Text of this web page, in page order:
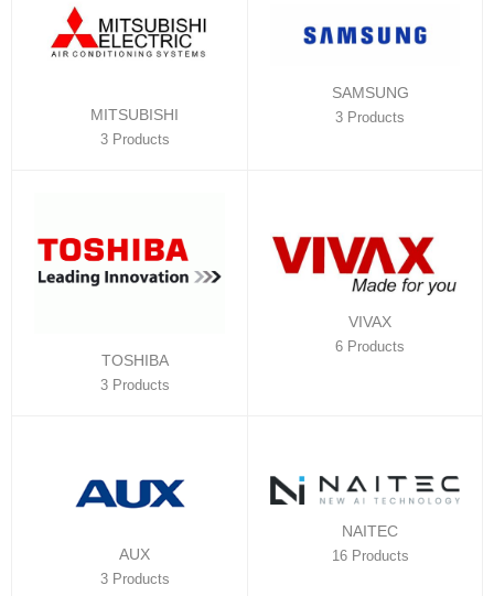
MITSUBISHI
3 Products
SAMSUNG
3 Products
TOSHIBA
3 Products
VIVAX
6 Products
AUX
3 Products
NAITEC
16 Products